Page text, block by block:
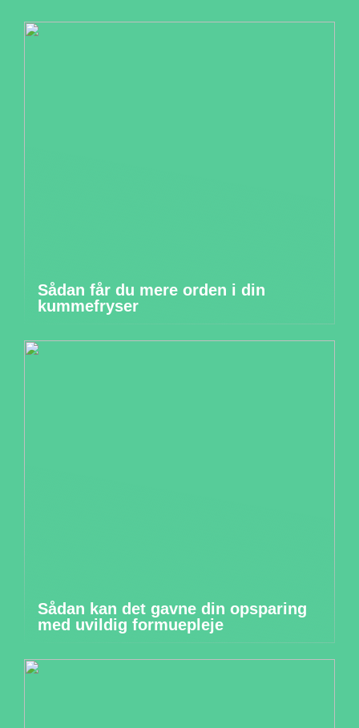
Sådan får du mere orden i din
kummefryser
Sådan kan det gavne din opsparing
med uvildig formuepleje